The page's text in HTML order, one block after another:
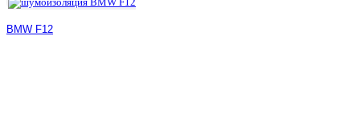
BMW F12